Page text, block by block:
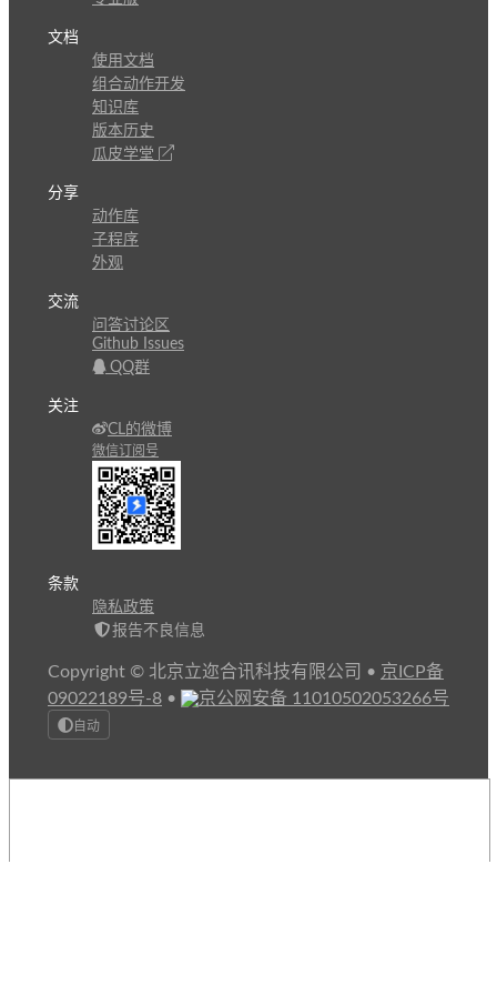
文档
使用文档
组合动作开发
知识库
版本历史
瓜皮学堂
分享
动作库
子程序
外观
交流
问答讨论区
Github Issues
QQ群
关注
CL的微博
微信订阅号
条款
隐私政策
报告不良信息
Copyright © 北京立迩合讯科技有限公司 • 京ICP备
09022189号-8 • 京公网安备 11010502053266号
自动